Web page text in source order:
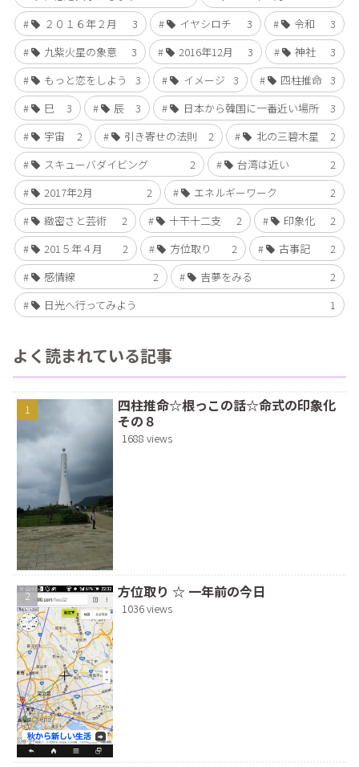
２０１６年２月
3 イヤシロチ 3 令和
3
九紫火星の象意
3 2016年12月 3 神社
3
もっと恋をしよう
3 イメージ 3 四柱推命 3
巳
3 辰 3 日本から韓国に一番近い場所
3
宇宙
2 引き寄せの法則 2 北の三碧木星
2
スキューバダイビング
2 台湾は近い
2
2017年2月
2 エネルギーワーク
2
緻密さと芸術
2 十干十二支 2 印象化
2
201５年４月
2 方位取り 2 古事記
2
感情線
2 吉夢をみる
2
日光へ行ってみよう
1
よく読まれている記事
四柱推命☆根っこの話☆命式の印象化
その８
1688 views
方位取り ☆ 一年前の今日
1036 views